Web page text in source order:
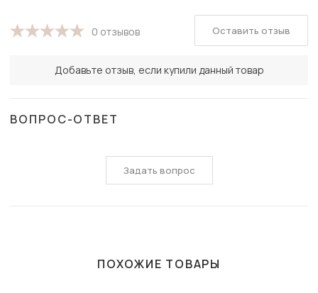
0 отзывов
Добавьте отзыв, если купили данный товар
Оставить отзыв
ВОПРОС-ОТВЕТ
Задать вопрос
ПОХОЖИЕ ТОВАРЫ